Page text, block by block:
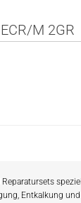
M 2GR
Entkalkung und